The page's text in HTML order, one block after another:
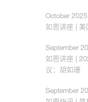
October 2025
如恩讲座 |
September
如恩讲座 |
议：胡如珊
September